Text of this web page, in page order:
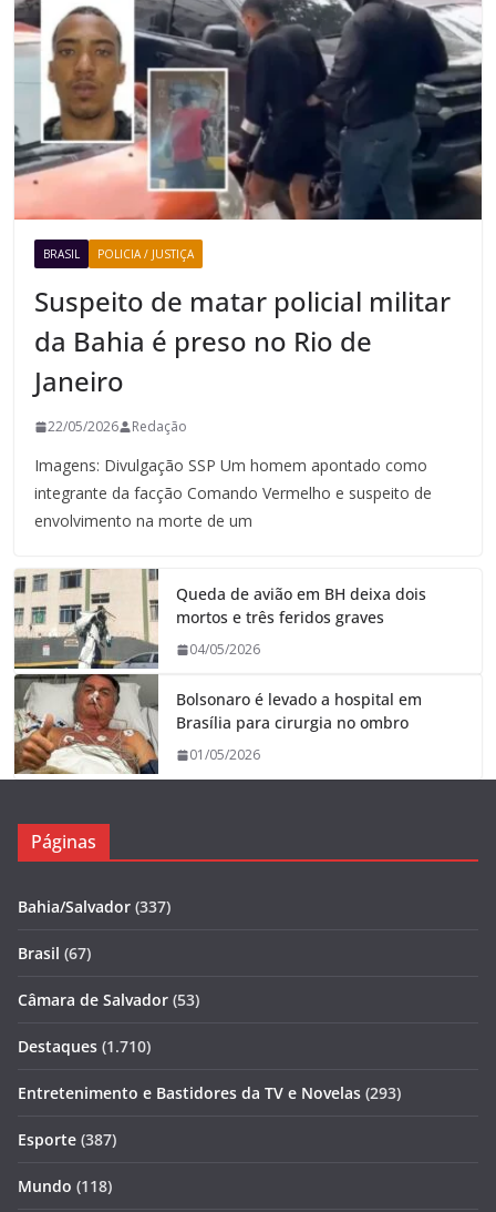
BRASIL POLICIA / JUSTIÇA
Suspeito de matar policial militar
da Bahia é preso no Rio de
Janeiro
22/05/2026 Redação
Imagens: Divulgação SSP Um homem apontado como
integrante da facção Comando Vermelho e suspeito de
envolvimento na morte de um
Queda de avião em BH deixa dois
mortos e três feridos graves
04/05/2026
Bolsonaro é levado a hospital em
Brasília para cirurgia no ombro
01/05/2026
Páginas
Bahia/Salvador (337)
Brasil (67)
Câmara de Salvador (53)
Destaques (1.710)
Entretenimento e Bastidores da TV e Novelas (293)
Esporte (387)
Mundo (118)